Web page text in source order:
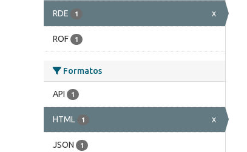
RDE 1 x
ROF 1
Formatos
API 1
HTML 1 x
JSON 1